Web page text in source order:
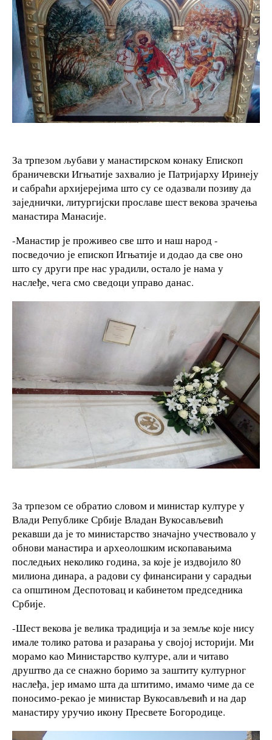
За трпезом љубави у манастирском конаку Епископ
браничевски Игњатије захвалио је Патријарху Иринеју
и сабраћи архијерејима што су се одазвали позиву да
заједнички, литургијски прославе шест векова зрачења
манастира Манасије.
-Манастир је проживео све што и наш народ -
посведочио је епископ Игњатије и додао да све оно
што су други пре нас урадили, остало је нама у
наслеђе, чега смо сведоци управо данас.
За трпезом се обратио словом и министар културе у
Влади Републике Србије Владан Вукосављевић
рекавши да је то министарство значајно учествовало у
обнови манастира и археолошким ископавањима
последњих неколико година, за које је издвојило 80
милиона динара, а радови су финансирани у сарадњи
са општином Деспотовац и кабинетом председника
Србије.
-Шест векова је велика традиција и за земље које нису
имале толико ратова и разарања у својој историји. Ми
морамо као Министарство културе, али и читаво
друштво да се снажно боримо за заштиту културног
наслеђа, јер имамо шта да штитимо, имамо чиме да се
поносимо-рекао је министар Вукосављевић и на дар
манастиру уручио икону Пресвете Богородице.